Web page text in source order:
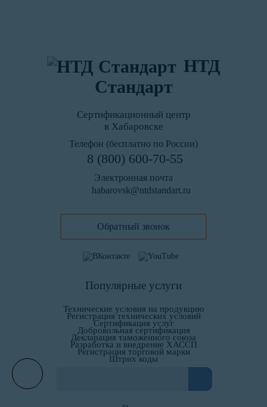
НТД
Стандарт
Сертификационный центр
в Хабаровске
Телефон (бесплатно по России)
8 (800) 600-70-55
Электронная почта
habarovsk@ntdstandart.ru
Обратный звонок
Популярные услуги
Технические условия на продукцию
Регистрация технических условий
Сертификация услуг
Добровольная сертификация
Декларация таможенного союза
Разработка и внедрение ХАССП
Регистрация торговой марки
Штрих коды